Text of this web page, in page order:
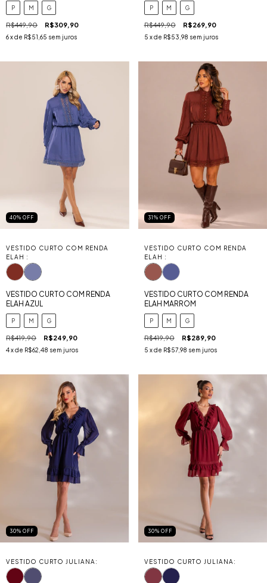
P M G
R$449,90 R$309,90
6x de R$51,65 sem juros
P M G
R$449,90 R$269,90
5 x de R$53,98 sem juros
40% OFF
VESTIDO CURTO COM RENDA
ELAH :
VESTIDO CURTO COM RENDA
ELAH AZUL
P M G
R$419,90 R$249,90
4x de R$62,48 sem juros
31 % OFF
VESTIDO CURTO COM RENDA
ELAH :
VESTIDO CURTO COM RENDA
ELAH MARROM
P M G
R$419,90 R$289,90
5 x de R$57,98 sem juros
30% OFF
VESTIDO CURTO JULIANA:
30% OFF
VESTIDO CURTO JULIANA: